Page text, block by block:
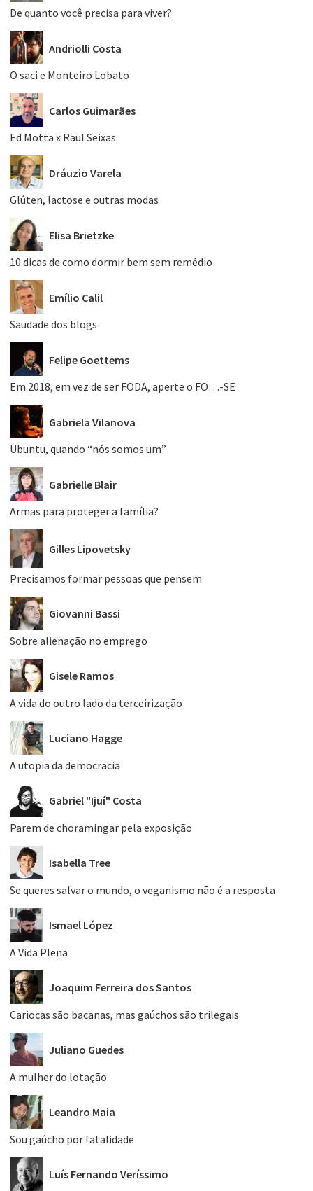
De quanto você precisa para viver?
Andriolli Costa
O saci e Monteiro Lobato
Carlos Guimarães
Ed Motta x Raul Seixas
Dráuzio Varela
Glúten, lactose e outras modas
Elisa Brietzke
10 dicas de como dormir bem sem remédio
Emílio Calil
Saudade dos blogs
Felipe Goettems
Em 2018, em vez de ser FODA, aperte o FO…-SE
Gabriela Vilanova
Ubuntu, quando “nós somos um”
Gabrielle Blair
Armas para proteger a família?
Gilles Lipovetsky
Precisamos formar pessoas que pensem
Giovanni Bassi
Sobre alienação no emprego
Gisele Ramos
A vida do outro lado da terceirização
Luciano Hagge
A utopia da democracia
Gabriel "Ijuí" Costa
Parem de choramingar pela exposição
Isabella Tree
Se queres salvar o mundo, o veganismo não é a resposta
Ismael López
A Vida Plena
Joaquim Ferreira dos Santos
Cariocas são bacanas, mas gaúchos são trilegais
Juliano Guedes
A mulher do lotação
Leandro Maia
Sou gaúcho por fatalidade
Luís Fernando Veríssimo